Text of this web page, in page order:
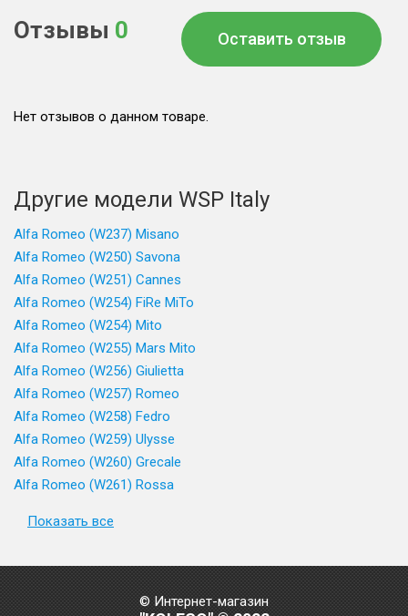
Отзывы 0 Оставить отзыв
Нет отзывов о данном товаре.
Другие модели WSP Italy
Alfa Romeo (W237) Misano
Alfa Romeo (W250) Savona
Alfa Romeo (W251) Cannes
Alfa Romeo (W254) FiRe MiTo
Alfa Romeo (W254) Mito
Alfa Romeo (W255) Mars Mito
Alfa Romeo (W256) Giulietta
Alfa Romeo (W257) Romeo
Alfa Romeo (W258) Fedro
Alfa Romeo (W259) Ulysse
Alfa Romeo (W260) Grecale
Alfa Romeo (W261) Rossa
Показать все
© Интернет-магазин